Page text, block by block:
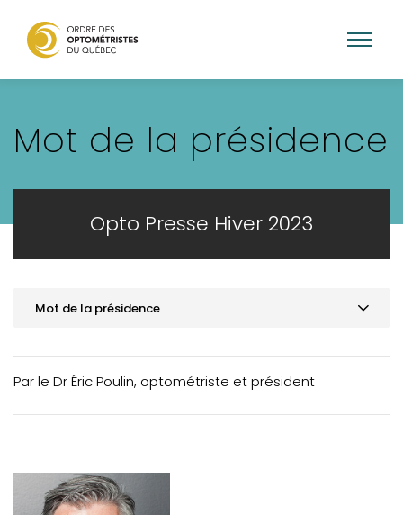
contenu
Mot de la présidence
Opto Presse Hiver 2023
Mot de la présidence
ACTUALITÉS
Par le Dr Éric Poulin, optométriste et président